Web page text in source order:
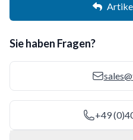
Sie haben Fragen?
+49